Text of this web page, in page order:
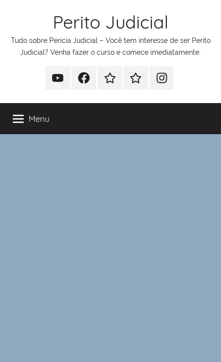
conteúdo
Perito Judicial
Tudo sobre Perícia Judicial – Você tem interesse de ser Perito
Judicial? Venha fazer o curso e comece imediatamente.
YoutubeFacebookWhatsappTelegramInstagram
Menu